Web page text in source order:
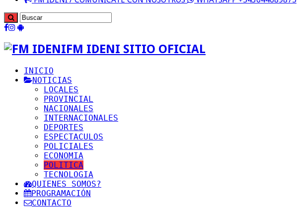
FM IDENI SITIO OFICIAL
INICIO
NOTICIAS
LOCALES
PROVINCIAL
NACIONALES
INTERNACIONALES
DEPORTES
ESPECTACULOS
POLICIALES
ECONOMIA
POLITICA
TECNOLOGIA
QUIENES SOMOS?
PROGRAMACIÓN
CONTACTO